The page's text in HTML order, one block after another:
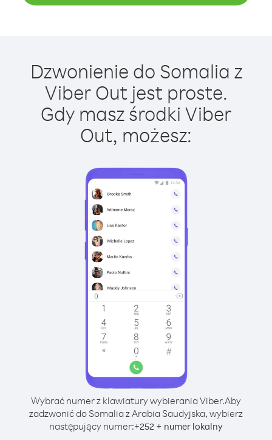
Dzwonienie do Somalia z
Viber Out jest proste.
Gdy masz środki Viber
Out, możesz:
Wybrać numer z klawiatury wybierania Viber.Aby
zadzwonić do Somalia z Arabia Saudyjska, wybierz
następujący numer:+252 + numer lokalny